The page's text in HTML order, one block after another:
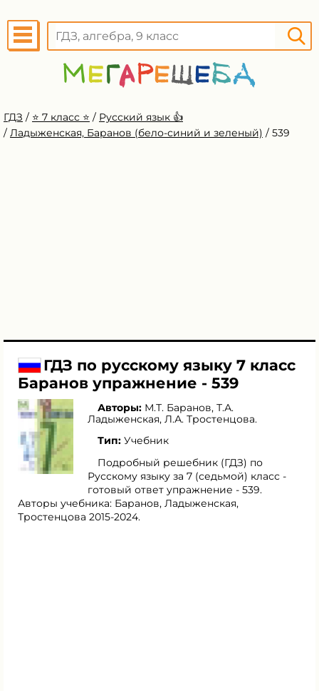
ГДЗ / ⭐️ 7 класс ⭐️ / Русский язык 👍
/ Ладыженская, Баранов (бело-синий и зеленый) / 539
ГДЗ по русскому языку 7 класс
Баранов упражнение - 539
Авторы: М.Т. Баранов, Т.А.
Ладыженская, Л.А. Тростенцова.
Тип: Учебник
Подробный решебник (ГДЗ) по
Русскому языку за 7 (седьмой) класс -
готовый ответ упражнение - 539.
Авторы учебника: Баранов, Ладыженская,
Тростенцова 2015-2024.